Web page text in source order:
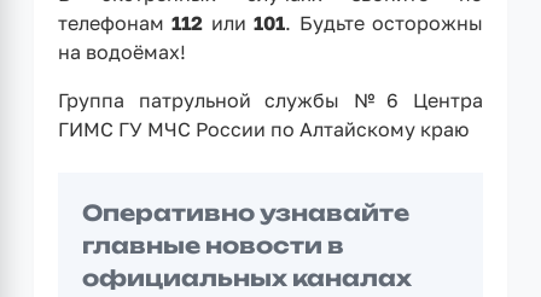
телефонам112 или101. Будьте осторожны
на водоёмах!
Группа патрульной службы № 6 Центра
ГИМС ГУ МЧС России по Алтайскому краю
Оперативно узнавайте
главные новости в
официальных каналах